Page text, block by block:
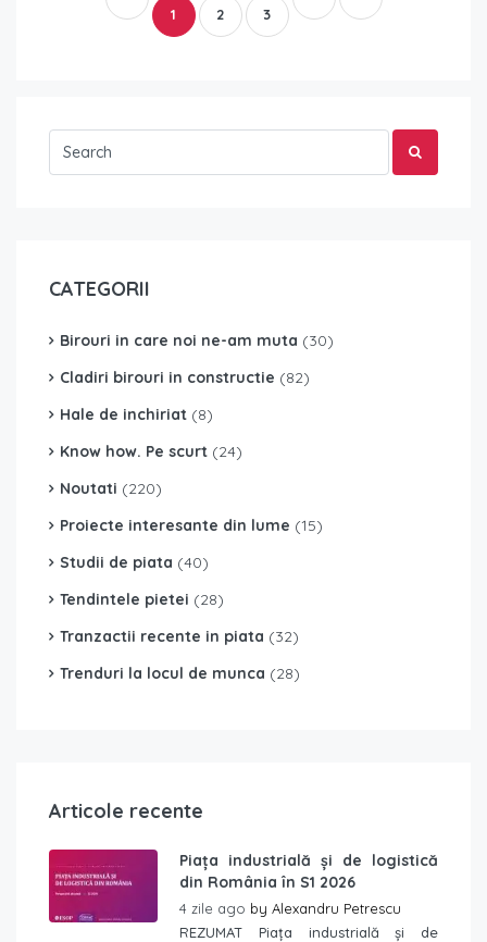
1 2 3
CATEGORII
Birouri in care noi ne-am muta (30)
Cladiri birouri in constructie (82)
Hale de inchiriat (8)
Know how. Pe scurt (24)
Noutati (220)
Proiecte interesante din lume (15)
Studii de piata (40)
Tendintele pietei (28)
Tranzactii recente in piata (32)
Trenduri la locul de munca (28)
Articole recente
Piața industrială și de logistică
din România în S1 2026
4 zile ago by Alexandru Petrescu
REZUMAT Piața industrială și de